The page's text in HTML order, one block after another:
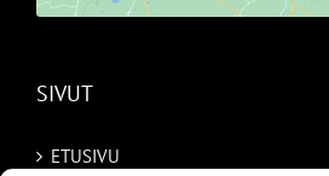
SIVUT
ETUSIVU